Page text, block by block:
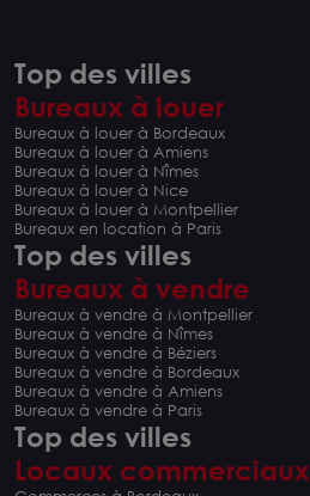
Top des villes
Bureaux à louer
Bureaux à louer à Bordeaux
Bureaux à louer à Amiens
Bureaux à louer à Nîmes
Bureaux à louer à Nice
Bureaux à louer à Montpellier
Bureaux en location à Paris
Top des villes
Bureaux à vendre
Bureaux à vendre à Montpellier
Bureaux à vendre à Nîmes
Bureaux à vendre à Béziers
Bureaux à vendre à Bordeaux
Bureaux à vendre à Amiens
Bureaux à vendre à Paris
Top des villes
Locaux commerciaux